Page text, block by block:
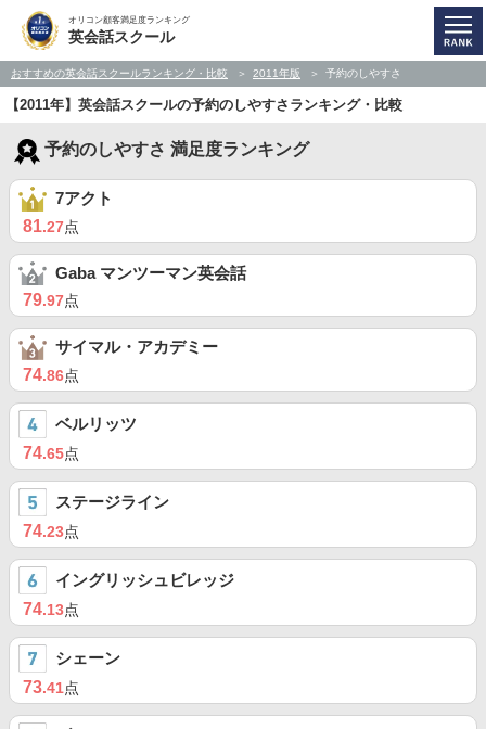
オリコン顧客満足度ランキング
英会話スクール
おすすめの英会話スクールランキング・比較 2011年版 予約のしやすさ
【2011年】英会話スクールの予約のしやすさランキング・比較
予約のしやすさ 満足度ランキング
7アクト
81.27点
Gaba マンツーマン英会話
79.97点
サイマル・アカデミー
74.86点
ベルリッツ
74.65点
ステージライン
74.23点
イングリッシュビレッジ
74.13点
シェーン
73.41点